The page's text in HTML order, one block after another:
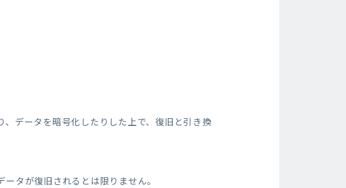
、データを暗号化したりした上で、復旧と引き換
タが復旧されるとは限りません。